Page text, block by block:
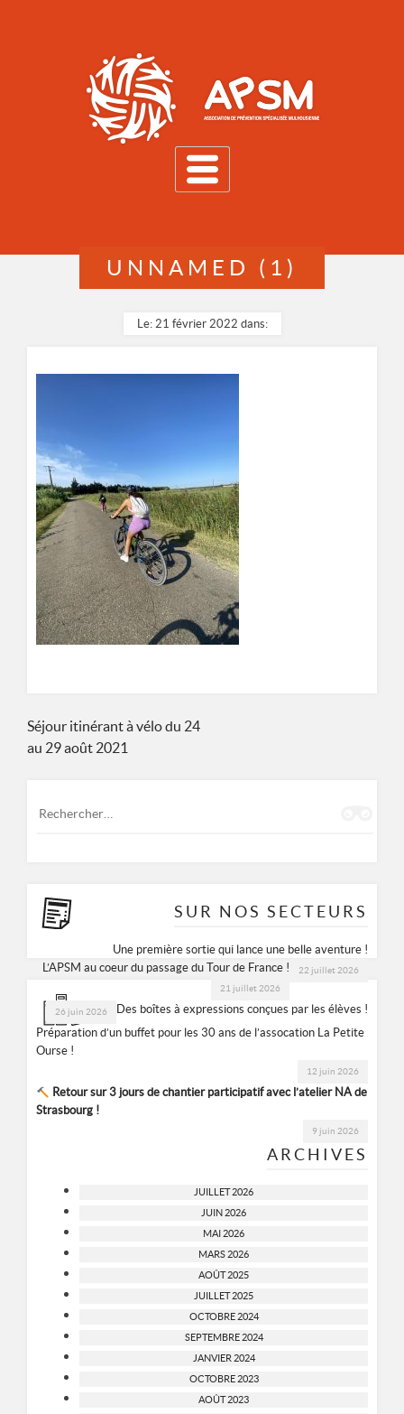
0389665677
MENU
UNNAMED (1)
Le: 21 février 2022 dans:
Navigation
de
Séjour itinérant à vélo du 24
au 29 août 2021
SUR NOS SECTEURS
Une première sortie qui lance une belle aventure !
22 juillet 2026
L’APSM au coeur du passage du Tour de France !
21 juillet 2026
Des boîtes à expressions conçues par les élèves !
26 juin 2026
Préparation d’un buffet pour les 30 ans de l’assocation La Petite
Ourse !
12 juin 2026
Retour sur 3 jours de chantier participatif avec l’atelier NA de
Strasbourg !
9 juin 2026
ARCHIVES
JUILLET 2026
JUIN 2026
MAI 2026
MARS 2026
AOÛT 2025
JUILLET 2025
OCTOBRE 2024
SEPTEMBRE 2024
JANVIER 2024
OCTOBRE 2023
AOÛT 2023